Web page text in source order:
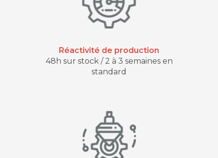
Réactivité de production
48h sur stock / 2 à 3 semaines en
standard